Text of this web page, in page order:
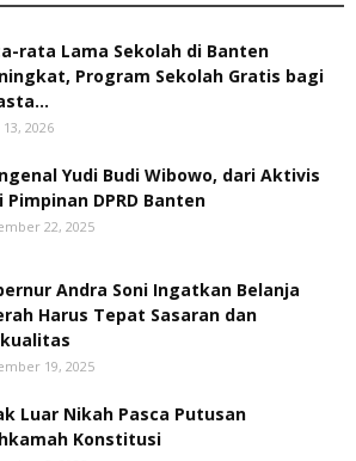
rata Lama Sekolah di Banten
‎Program Sekolah Gratis bagi
13, 2026
Yudi Budi Wibowo, dari Aktivis
Pimpinan DPRD Banten
22, 2025
Andra Soni Ingatkan Belanja
Harus Tepat Sasaran dan
19, 2025
Luar Nikah Pasca Putusan
Konstitusi